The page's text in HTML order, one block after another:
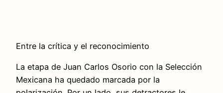
Entre la crítica y el reconocimiento
La etapa de Juan Carlos Osorio con la Selección
Mexicana ha quedado marcada por la